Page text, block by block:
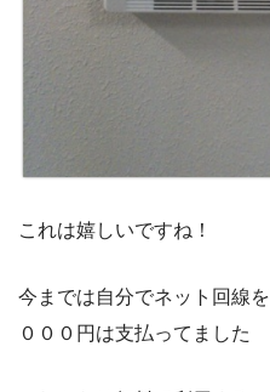
これは嬉しいですね！
今までは自分でネット回線
０００円は支払ってました